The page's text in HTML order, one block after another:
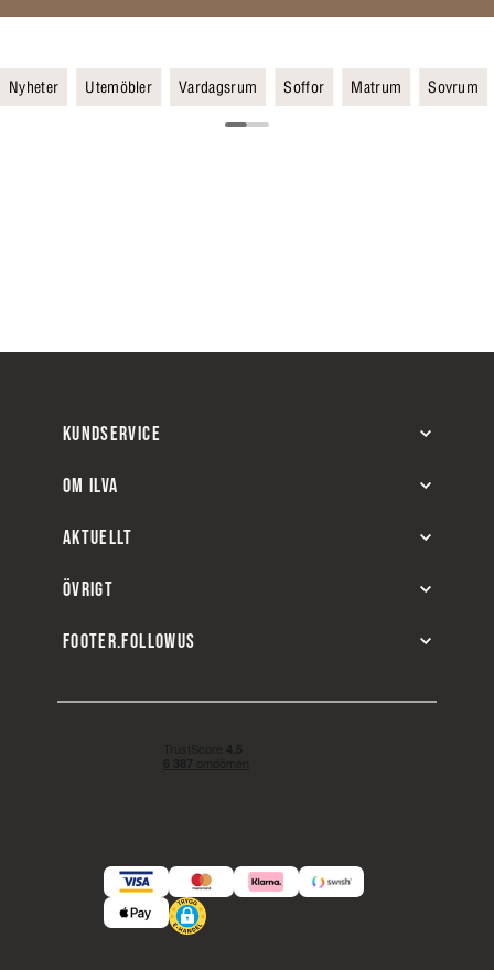
Nyheter Utemöbler Vardagsrum Soffor Matrum Sovrum
KUNDSERVICE
OM ILVA
AKTUELLT
ÖVRIGT
FOOTER.FOLLOWUS